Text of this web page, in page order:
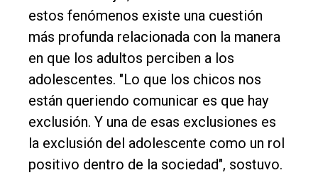
estos fenómenos existe una cuestión
más profunda relacionada con la manera
en que los adultos perciben a los
adolescentes. "Lo que los chicos nos
están queriendo comunicar es que hay
exclusión. Y una de esas exclusiones es
la exclusión del adolescente como un rol
positivo dentro de la sociedad", sostuvo.